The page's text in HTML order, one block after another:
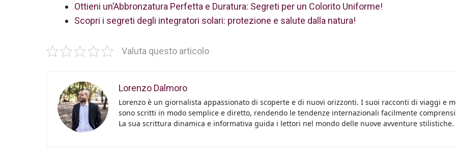
Ottieni un’Abbronzatura Perfetta e Duratura: Segreti per un Colorito Uniforme!
Scopri i segreti degli integratori solari: protezione e salute dalla natura!
Valuta questo articolo
Lorenzo Dalmoro
Lorenzo è un giornalista appassionato di scoperte e di nuovi orizzonti. I suoi racconti di viaggi e
sono scritti in modo semplice e diretto, rendendo le tendenze internazionali facilmente
La sua scrittura dinamica e informativa guida i lettori nel mondo delle nuove avventure stilistiche.